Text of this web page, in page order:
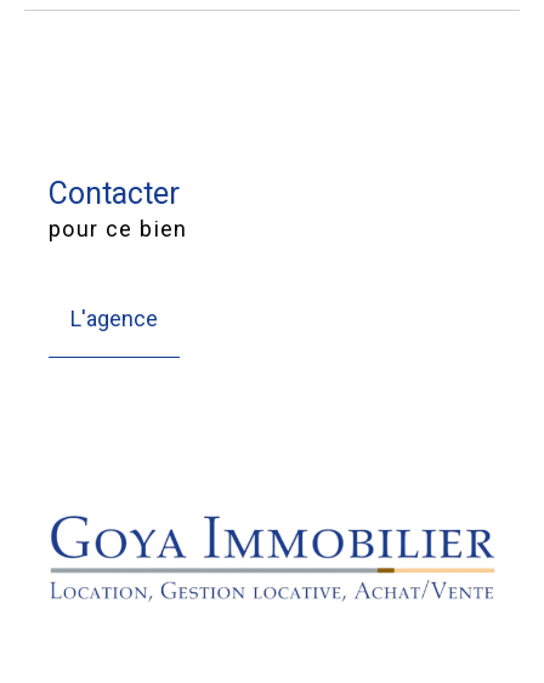
Contacter
pour ce bien
L'agence